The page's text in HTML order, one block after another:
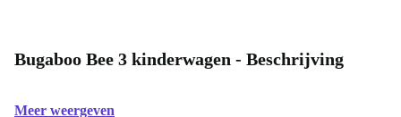
Bugaboo Bee 3 kinderwagen - Beschrijving
Meer weergeven